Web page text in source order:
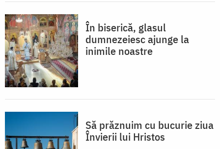
În biserică, glasul
dumnezeiesc ajunge la
inimile noastre
Să prăznuim cu bucurie ziua
Învierii lui Hristos